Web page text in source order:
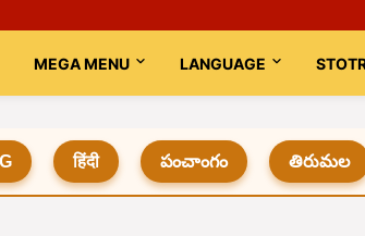
MEGA MENU LANGUAGE
हिंदी పంచాంగం తిరుమల